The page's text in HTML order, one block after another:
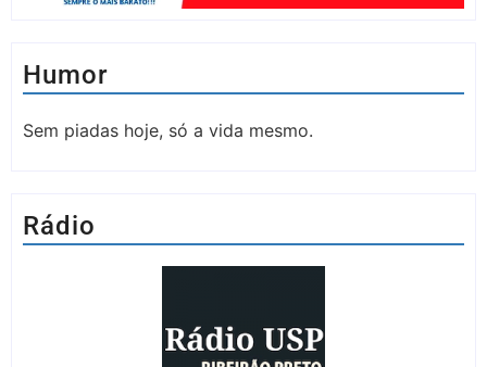
Humor
Sem piadas hoje, só a vida mesmo.
Rádio